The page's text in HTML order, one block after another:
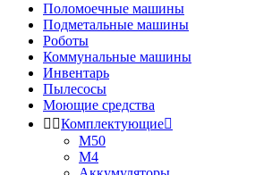
Поломоечные машины
Подметальные машины
Роботы
Коммунальные машины
Инвентарь
Пылесосы
Моющие средства
 Комплектующие
М50
М4